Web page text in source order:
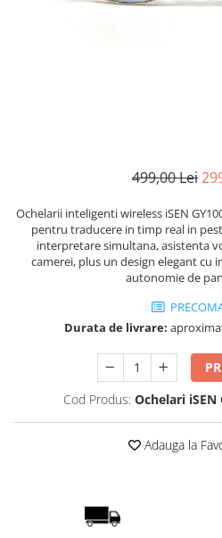
499,00 Lei
Ochelarii inteligenti wireless iSEN
pentru traducere in timp real in
interpretare simultana, asistenta
camerei, plus un design elegant cu
autonomie de
Durata de livrare:
Cod Produs: Ochelari iSEN
Adauga la